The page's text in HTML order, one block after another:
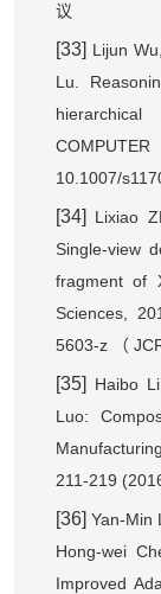
议
[33] Lijun
Lu.
10.1007/
[34] Lixiao
Single-view
fragment of
Sciences,
5603-z
（
[35] Haibo
Luo:
211-219
[36]Yan-Min
Hong-wei
Improved